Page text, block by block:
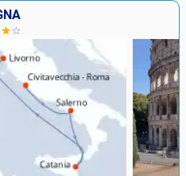
Compagnie
Ricerca